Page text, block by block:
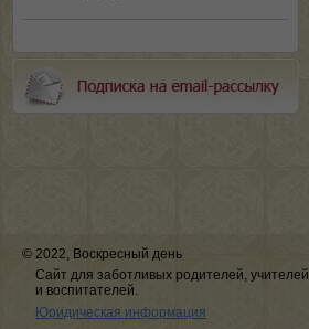
© 2022, Воскресный день
Сайт для заботливых родителей, учителей
и воспитателей.
Юридическая информация